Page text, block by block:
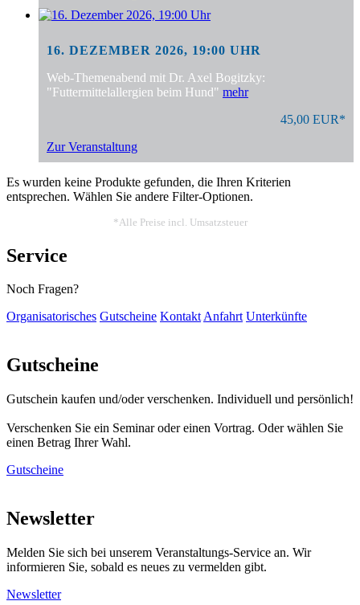
16. DEZEMBER 2026, 19:00 UHR
Web-Themenabend mit Dr. Axel Bogitzky:
"Futtermittelallergien beim Hund" mehr
45,00 EUR*
Zur Veranstaltung
Es wurden keine Produkte gefunden, die Ihren Kriterien
entsprechen. Wählen Sie andere Filter-Optionen.
*Alle Preise incl. Umsatzsteuer
Service
Noch Fragen?
Organisatorisches Gutscheine KontaktAnfahrt Unterkünfte
Gutscheine
Gutschein kaufen und/oder verschenken. Individuell und persönlich!
Verschenken Sie ein Seminar oder einen Vortrag. Oder wählen Sie
einen Betrag Ihrer Wahl.
Gutscheine
Newsletter
Melden Sie sich bei unserem Veranstaltungs-Service an. Wir
informieren Sie, sobald es neues zu vermelden gibt.
Newsletter